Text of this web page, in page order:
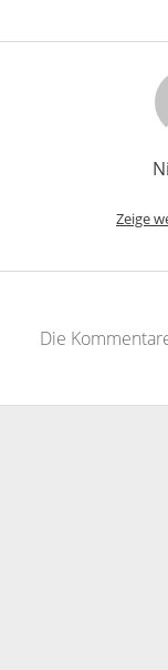
Zeige
Die